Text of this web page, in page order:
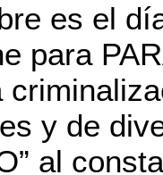
es el
para
y de
al